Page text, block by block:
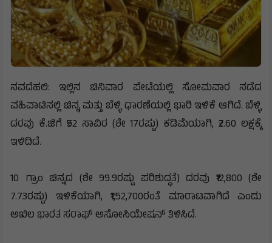
ನವದೆಹಲಿ: ಇಲ್ಲಿನ ಚಿನಿವಾರ ಪೇಟೆಯಲ್ಲಿ ಸೋಮವಾರ ನಡೆದ
ವಹಿವಾಟಿನಲ್ಲಿ ಚಿನ್ನ ಮತ್ತು ಬೆಳ್ಳಿ ಧಾರಣೆಯಲ್ಲಿ ಭಾರಿ ಇಳಿಕೆ ಆಗಿದೆ. ಬೆಳ್ಳಿ
ದರವು ಕೆ.ಜಿಗೆ ₹52 ಸಾವಿರ (ಶೇ 17ರಷ್ಟು) ಕಡಿಮೆಯಾಗಿ, ₹2.60 ಲಕ್ಷಕ್ಕೆ
ಇಳಿದಿದೆ.
10 ಗ್ರಾಂ ಚಿನ್ನದ (ಶೇ 99.9ರಷ್ಟು ಪರಿಶುದ್ಧತೆ) ದರವು ₹12,800 (ಶೇ
7.73ರಷ್ಟು) ಇಳಿಕೆಯಾಗಿ, ₹1,52,700ರಂತೆ ಮಾರಾಟವಾಗಿದೆ ಎಂದು
ಅಖಿಲ ಭಾರತ ಸರಾಫ್ ಅಸೋಸಿಯೇಷನ್‌ ತಿಳಿಸಿದೆ.